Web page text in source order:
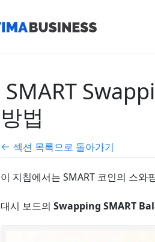
SMART
방법
섹션 목록으로 돌아가기
이 지침에서는 SMART 코인의 스
대시 보드의 Swapping SMART